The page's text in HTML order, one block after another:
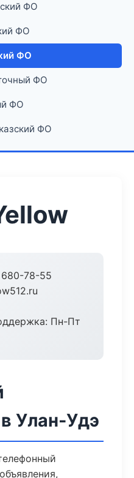
ФО
ФО
ФО
ФО
ФО
ФО
78-55
Пн-Пт
Улан-Удэ